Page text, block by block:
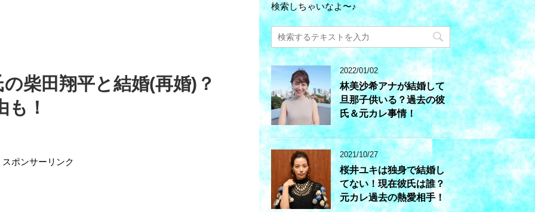
柴田翔平と結婚(再婚)？
！
スポンサーリンク
検索しちゃいなよ〜♪
2022/01/02
林美沙希アナが結婚して
旦那子供いる？過去の彼
氏＆元カレ事情！
2021/10/27
桜井ユキは独身で結婚し
てない！現在彼氏は誰？
元カレ過去の熱愛相手！